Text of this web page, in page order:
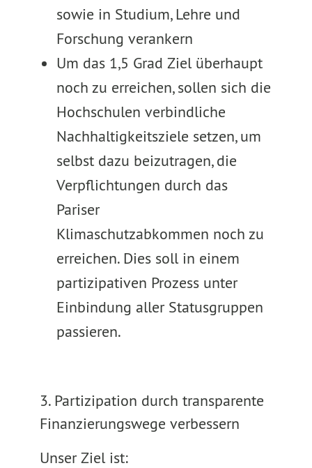
sowie in Studium, Lehre und
Forschung verankern
Um das 1,5 Grad Ziel überhaupt
noch zu erreichen, sollen sich die
Hochschulen verbindliche
Nachhaltigkeitsziele setzen, um
selbst dazu beizutragen, die
Verpflichtungen durch das
Pariser
Klimaschutzabkommen noch zu
erreichen. Dies soll in einem
partizipativen Prozess unter
Einbindung aller Statusgruppen
passieren.
3. Partizipation durch transparente
Finanzierungswege verbessern
Unser Ziel ist: